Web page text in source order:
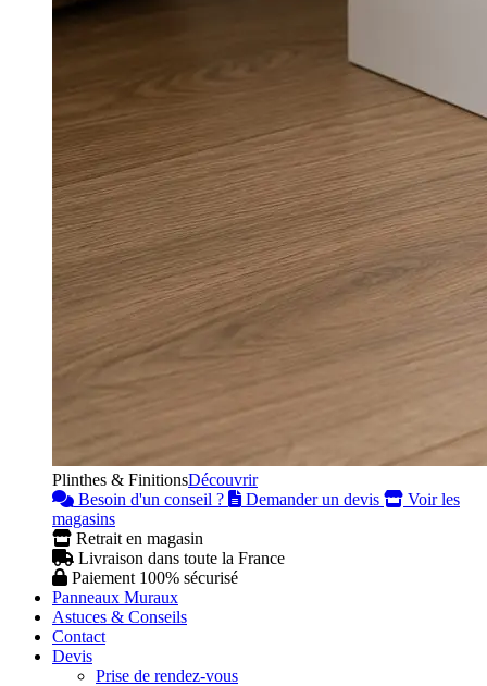
Plinthes & FinitionsDécouvrir
Besoin d'un conseil ?
Demander un devis
Voir les
magasins
Retrait en magasin
Livraison dans toute la France
Paiement 100% sécurisé
Panneaux Muraux
Astuces & Conseils
Contact
Devis
Prise de rendez-vous